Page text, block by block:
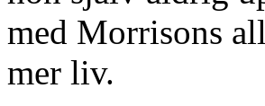
med Morrisons
mer liv.